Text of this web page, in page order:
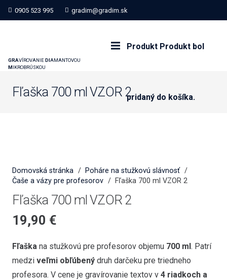
0905 523 995 gradim@gradim.sk
GRAVÍROVANIEDIAMANTOVOU
MIKROBRÚSKOU
Produkt Produktbol
pridaný do košíka.
Fľaška 700 ml VZOR 2
Domovská stránka / Poháre na stužkovú slávnosť /
Čaše a vázy pre profesorov / Fľaška 700 ml VZOR 2
Fľaška 700 ml VZOR 2
19,90 €
Fľaška na stužkovú pre profesorov objemu 700 ml. Patrí
medzi veľmi obľúbený druh darčeku pre triedneho
profesora. V cene je gravírovanie textov v 4 riadkoch a